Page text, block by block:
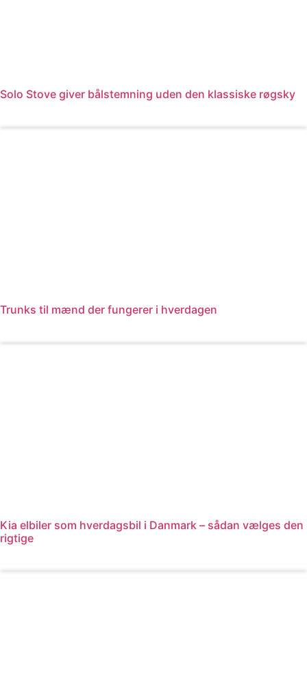
Solo Stove giver bålstemning uden den klassiske røgsky
Trunks til mænd der fungerer i hverdagen
Kia elbiler som hverdagsbil i Danmark – sådan vælges den
rigtige